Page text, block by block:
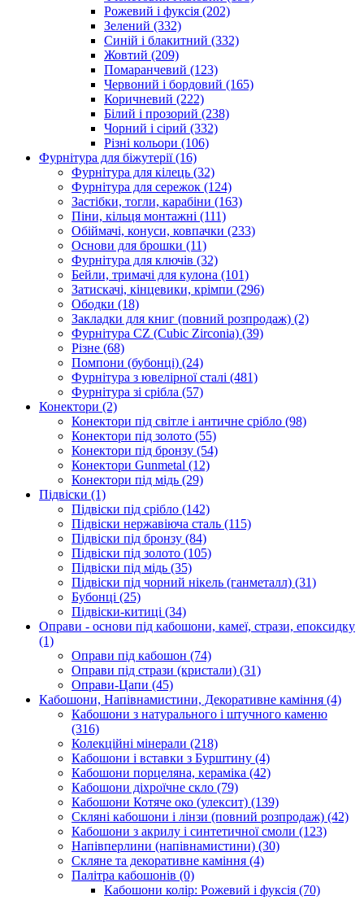
Рожевий і фуксія (202)
Зелений (332)
Синій і блакитний (332)
Жовтий (209)
Помаранчевий (123)
Червоний і бордовий (165)
Коричневий (222)
Білий і прозорий (238)
Чорний і сірий (332)
Різні кольори (106)
Фурнітура для біжутерії(16)
Фурнітура для кілець (32)
Фурнітура для сережок (124)
Застібки, тогли, карабіни (163)
Піни, кільця монтажні (111)
Обіймачі, конуси, ковпачки (233)
Основи для брошки (11)
Фурнітура для ключів (32)
Бейли, тримачі для кулона (101)
Затискачі, кінцевики, крімпи (296)
Ободки (18)
Закладки для книг (повний розпродаж) (2)
Фурнітура CZ (Cubic Zirconia) (39)
Різне (68)
Помпони (бубонці) (24)
Фурнітура з ювелірної сталі (481)
Фурнітура зі срібла (57)
Конектори (2)
Конектори під світле і античне срібло (98)
Конектори під золото (55)
Конектори під бронзу (54)
Конектори Gunmetal (12)
Конектори під мідь (29)
Підвіски (1)
Підвіски під срібло (142)
Підвіски нержавіюча сталь (115)
Підвіски під бронзу (84)
Підвіски під золото (105)
Підвіски під мідь (35)
Підвіски під чорний нікель (ганметалл) (31)
Бубонці (25)
Підвіски-китиці (34)
Оправи - основи під кабошони, камеї, стрази, епоксидку
(1)
Оправи під кабошон (74)
Оправи під стрази (кристали) (31)
Оправи-Цапи (45)
Кабошони, Напівнамистини, Декоративне каміння (4)
Кабошони з натурального і штучного каменю
(316)
Колекційні мінерали (218)
Кабошони і вставки з Бурштину (4)
Кабошони порцеляна, кераміка (42)
Кабошони діхроїчне скло (79)
Кабошони Котяче око (улексит) (139)
Скляні кабошони і лінзи (повний розпродаж) (42)
Кабошони з акрилу і синтетичної смоли (123)
Напівперлини (напівнамистини) (30)
Скляне та декоративне каміння (4)
Палітра кабошонів (0)
Кабошони колір: Рожевий і фуксія (70)